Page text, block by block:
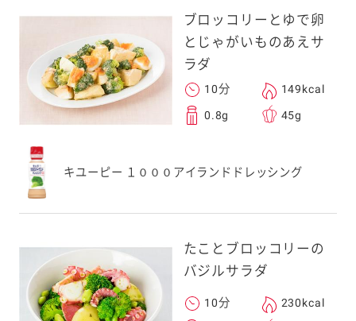
ブロッコリーとゆで卵
とじゃがいものあえサ
ラダ
10分 149kcal
0.8g 45g
キユーピー １０００アイランドドレッシング
たことブロッコリーの
バジルサラダ
10分 230kcal